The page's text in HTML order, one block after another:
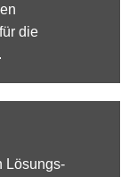
die
Lösungs-